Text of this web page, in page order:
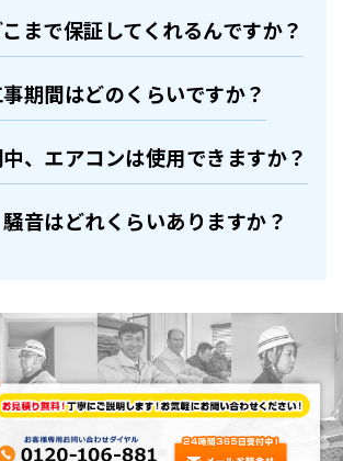
まで保証してくれるんですか？
期間はどのくらいですか？
、エアコンは使⽤できますか？
⾳はどれくらいありますか？